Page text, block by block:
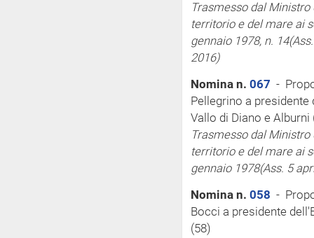
Trasmesso dal
territorio e del mareai
gennaio 1978, n. 14
2016)
Nomina n. 067 -
Pellegrino a presidente
Vallo di Diano e Alburni
Trasmesso dal
territorio e del mareai
gennaio 1978(Ass. 5
Nomina n. 058 -
Bocci a presidente
(58)